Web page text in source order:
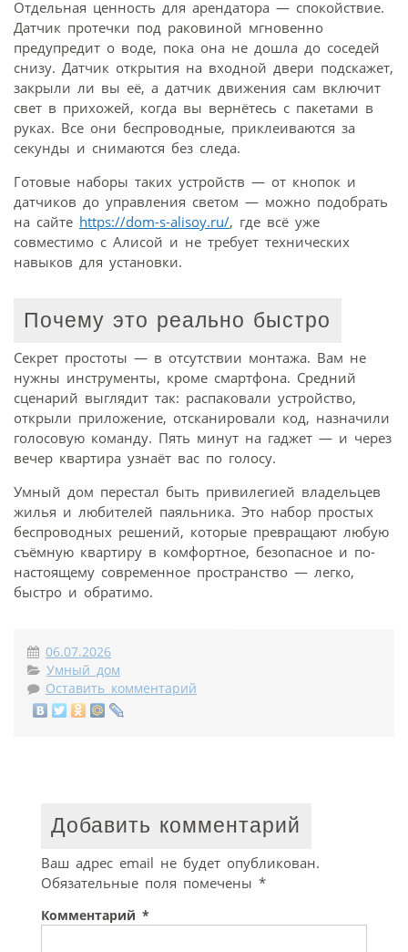
Отдельная ценность для арендатора — спокойствие.
Датчик протечки под раковиной мгновенно
предупредит о воде, пока она не дошла до соседей
снизу. Датчик открытия на входной двери подскажет,
закрыли ли вы её, а датчик движения сам включит
свет в прихожей, когда вы вернётесь с пакетами в
руках. Все они беспроводные, приклеиваются за
секунды и снимаются без следа.
Готовые наборы таких устройств — от кнопок и
датчиков до управления светом — можно подобрать
на сайте https://dom-s-alisoy.ru/, где всё уже
совместимо с Алисой и не требует технических
навыков для установки.
Почему это реально быстро
Секрет простоты — в отсутствии монтажа. Вам не
нужны инструменты, кроме смартфона. Средний
сценарий выглядит так: распаковали устройство,
открыли приложение, отсканировали код, назначили
голосовую команду. Пять минут на гаджет — и через
вечер квартира узнаёт вас по голосу.
Умный дом перестал быть привилегией владельцев
жилья и любителей паяльника. Это набор простых
беспроводных решений, которые превращают любую
съёмную квартиру в комфортное, безопасное и по-
настоящему современное пространство — легко,
быстро и обратимо.
06.07.2026
Умный дом
Оставить комментарий
Добавить комментарий
Ваш адрес email не будет опубликован.
Обязательные поля помечены *
Комментарий *